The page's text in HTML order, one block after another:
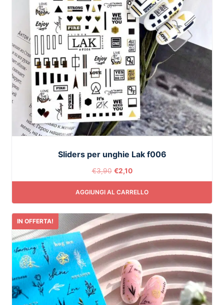
Sliders per unghie Lak f006
€3,90 €2,10
AGGIUNGI AL CARRELLO
IN OFFERTA!